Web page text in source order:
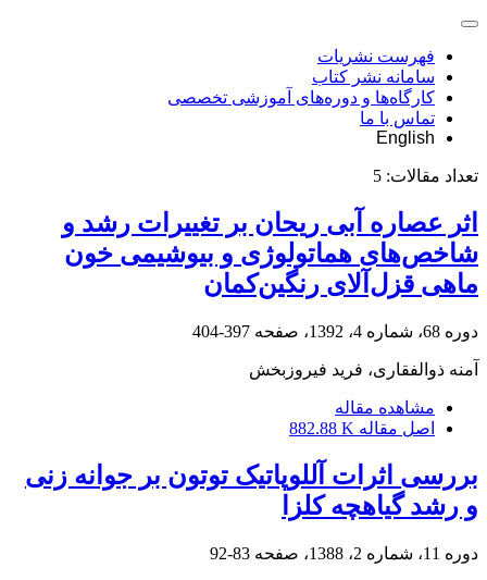
فهرست نشریات
سامانه نشر کتاب
کارگاه‌ها و دوره‌های آموزشی تخصصی
تماس با ما
English
تعداد مقالات: 5
اثر عصاره آبی ریحان بر تغییرات رشد و
شاخص‌های هماتولوژی و بیوشیمی خون
ماهی قزل‌آلای رنگین‌کمان
دوره 68، شماره 4، 1392، صفحه 397-404
آمنه ذوالفقاری، فرید فیروزبخش
مشاهده مقاله
اصل مقاله 882.88 K
بررسی اثرات آللوپاتیک توتون بر جوانه زنی
و رشد گیاهچه کلزا
دوره 11، شماره 2، 1388، صفحه 83-92